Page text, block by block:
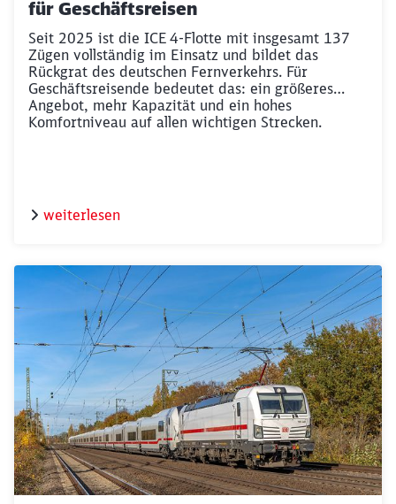
für Geschäftsreisen
Seit 2025 ist die ICE 4-Flotte mit insgesamt 137
Zügen vollständig im Einsatz und bildet das
Rückgrat des deutschen Fernverkehrs. Für
Geschäftsreisende bedeutet das: ein größeres
Angebot, mehr Kapazität und ein hohes
Komfortniveau auf allen wichtigen Strecken.
weiterlesen